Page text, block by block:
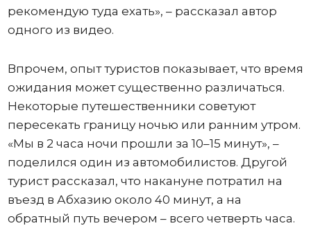
рекомендую туда ехать», – рассказал автор
одного из видео.
Впрочем, опыт туристов показывает, что время
ожидания может существенно различаться.
Некоторые путешественники советуют
пересекать границу ночью или ранним утром.
«Мы в 2 часа ночи прошли за 10–15 минут», –
поделился один из автомобилистов. Другой
турист рассказал, что накануне потратил на
въезд в Абхазию около 40 минут, а на
обратный путь вечером – всего четверть часа.